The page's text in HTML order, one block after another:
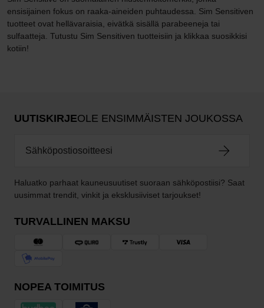
ensisijainen fokus on raaka-aineiden puhtaudessa. Sim Sensitiven
tuotteet ovat hellävaraisia, eivätkä sisällä parabeeneja tai
sulfaatteja. Tutustu Sim Sensitiven tuotteisiin ja klikkaa suosikkisi
kotiin!
UUTISKIRJEOLE ENSIMMÄISTEN JOUKOSSA
Haluatko parhaat kauneusuutiset suoraan sähköpostiisi? Saat
uusimmat trendit, vinkit ja eksklusiiviset tarjoukset!
TURVALLINEN MAKSU
NOPEA TOIMITUS